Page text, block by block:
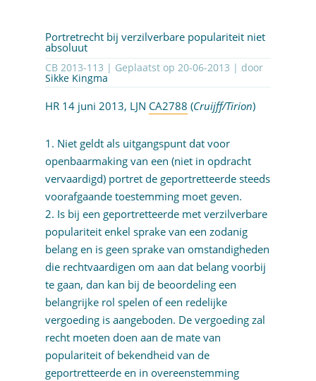
Portretrecht bij verzilverbare populariteit niet
absoluut
CB 2013-113 | Geplaatst op 20-06-2013 | door
Sikke Kingma
HR 14 juni 2013, LJN CA2788 (Cruijff/Tirion)
1. Niet geldt als uitgangspunt dat voor
openbaarmaking van een (niet in opdracht
vervaardigd) portret de geportretteerde steeds
voorafgaande toestemming moet geven.
2. Is bij een geportretteerde met verzilverbare
populariteit enkel sprake van een zodanig
belang en is geen sprake van omstandigheden
die rechtvaardigen om aan dat belang voorbij
te gaan, dan kan bij de beoordeling een
belangrijke rol spelen of een redelijke
vergoeding is aangeboden. De vergoeding zal
recht moeten doen aan de mate van
populariteit of bekendheid van de
geportretteerde en in overeenstemming